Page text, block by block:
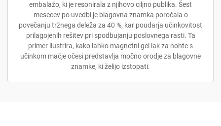
embalažo, ki je resonirala z njihovo ciljno publika. Šest
mesecev po uvedbi je blagovna znamka poročala o
povečanju tržnega deleža za 40 %, kar poudarja učinkovitost
prilagojenih rešitev pri spodbujanju poslovnega rasti. Ta
primer ilustrira, kako lahko magnetni gel lak za nohte s
učinkom mačje očesi predstavlja močno orodje za blagovne
znamke, ki želijo izstopati.